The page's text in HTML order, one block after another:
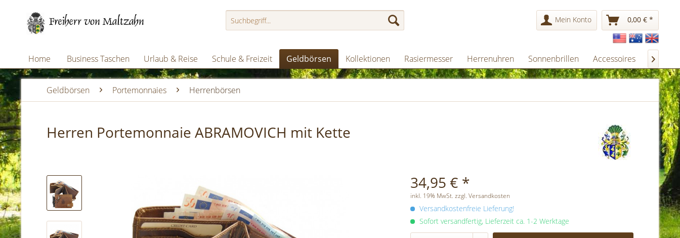
Mein Konto 0,00 € *
Home Business Taschen Urlaub & Reise Schule & Freizeit Geldbörsen Kollektionen Rasiermesser Herrenuhren Sonnenbrillen Accessoires 
Geldbörsen Portemonnaies Herrenbörsen
Herren Portemonnaie ABRAMOVICH mit Kette
34,95 € *
inkl. 19% MwSt. zzgl. Versandkosten
Versandkostenfreie Lieferung!
Sofort versandfertig, Lieferzeit ca. 1-2 Werktage